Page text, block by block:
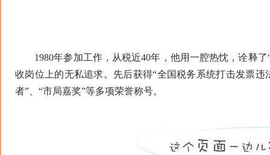
1980年参加工作，从税近40年，他用一腔热忱，诠释了
收岗位上的无私追求。先后获得“全国税务系统打击发票
者”、“市局嘉奖”等多项荣誉称号。